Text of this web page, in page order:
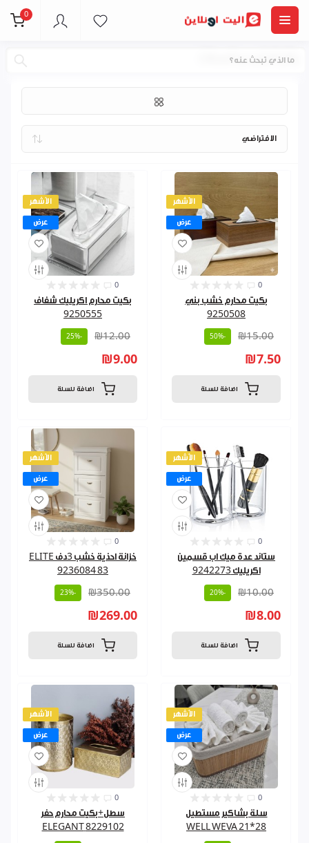
0
ركن الرتيب و السلات
الأشهر
عرض
0
بكيت محارم اكريليك شفاف
9250555
₪12.00
-25%
₪9.00
اضافة للسلة
الأشهر
عرض
0
بكيت محارم خشب بني
9250508
₪15.00
-50%
₪7.50
اضافة للسلة
الأشهر
عرض
0
خزانة احذية خشب 3دف ELITE
9236084 83
₪350.00
-23%
₪269.00
اضافة للسلة
الأشهر
عرض
0
ستاند عدة ميك اب قسمين
اكريليك 9242273
₪10.00
-20%
₪8.00
اضافة للسلة
الأشهر
عرض
0
سطل+بكيت محارم حفر
8229102 ELEGANT
الأشهر
عرض
0
سلة بشاكير مستطيل
28*21 WELL WEVA